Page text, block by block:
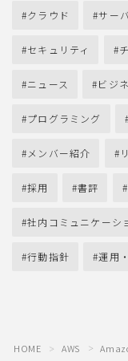
クラウド サー
セキュリティ
ニュース ビジ
プログラミング
メンバー紹介
採用 書評
社内コミュニケーシ
行動指針 運用
HOME ＞ AWS ＞